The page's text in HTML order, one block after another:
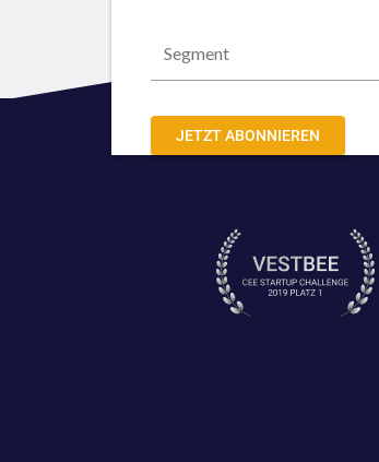
JETZT ABONNIEREN